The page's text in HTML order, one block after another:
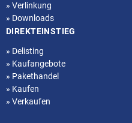
» Verlinkung
» Downloads
DIREKTEINSTIEG
» Delisting
» Kaufangebote
» Pakethandel
» Kaufen
» Verkaufen